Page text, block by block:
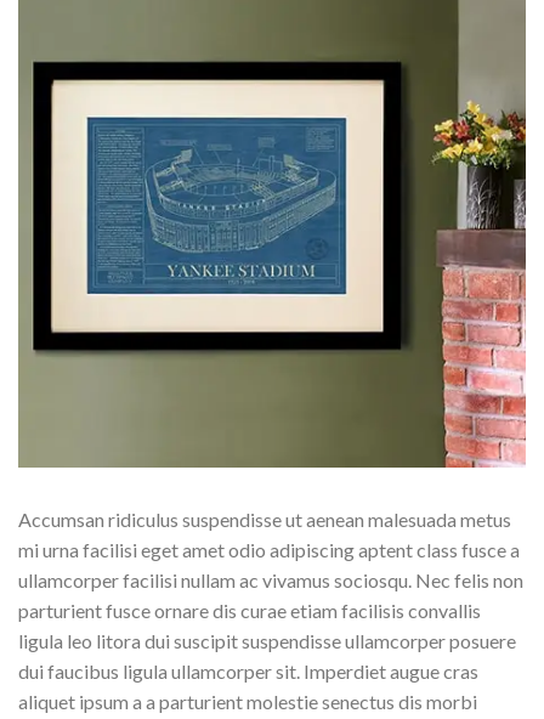
Accumsan ridiculus suspendisse ut aenean malesuada metus
mi urna facilisi eget amet odio adipiscing aptent class fusce a
ullamcorper facilisi nullam ac vivamus sociosqu. Nec felis non
parturient fusce ornare dis curae etiam facilisis convallis
ligula leo litora dui suscipit suspendisse ullamcorper posuere
dui faucibus ligula ullamcorper sit. Imperdiet augue cras
aliquet ipsum a a parturient molestie senectus dis morbi